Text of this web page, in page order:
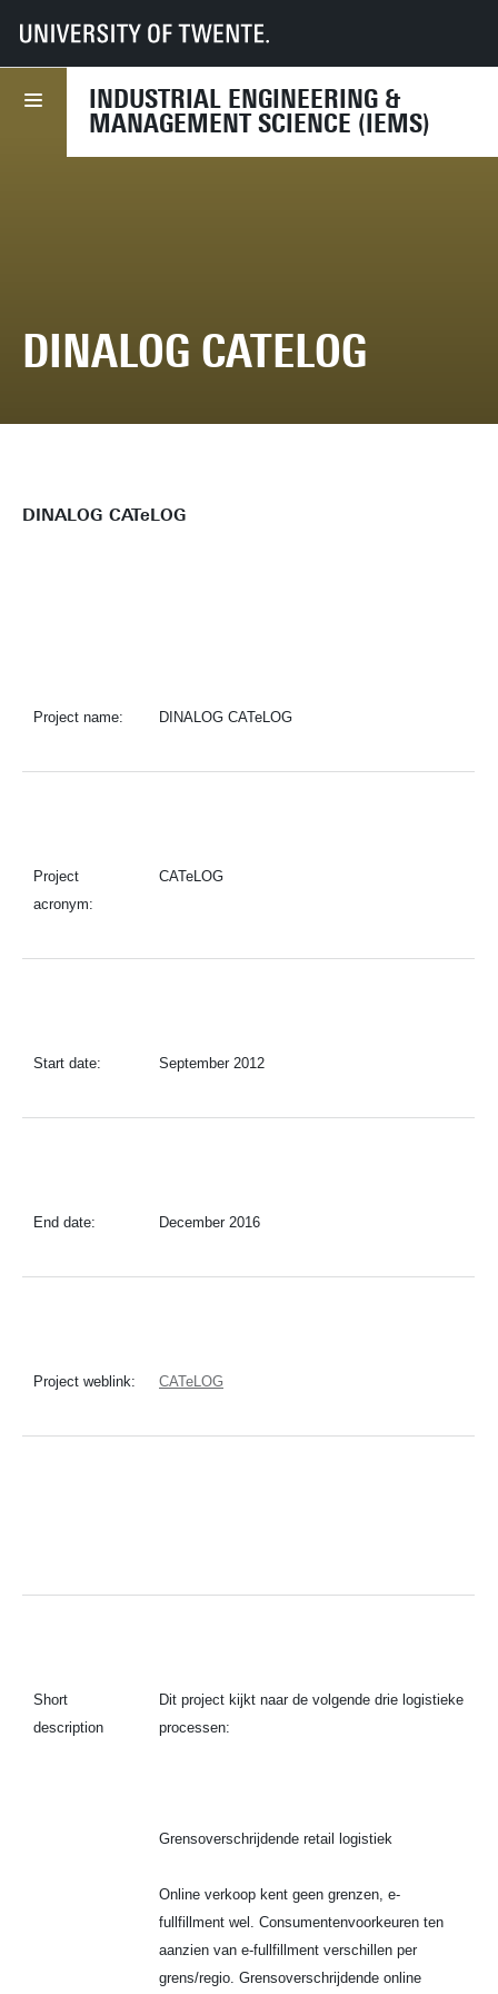
INDUSTRIAL ENGINEERING &
MANAGEMENT SCIENCE (IEMS)
UT Faculties BMS Dept HBE
Research projects
Project archive
DINALOG CATELOG
DINALOG CATeLOG
Project name: DINALOG CATeLOG
Project
acronym:
CATeLOG
Start date: September 2012
End date: December 2016
Project weblink: CATeLOG
Short
description
Dit project kijkt naar de volgende drie logistieke
processen:
Grensoverschrijdende retail logistiek
Online verkoop kent geen grenzen, e-
fullfillment wel. Consumentenvoorkeuren ten
aanzien van e-fullfillment verschillen per
grens/regio. Grensoverschrijdende online